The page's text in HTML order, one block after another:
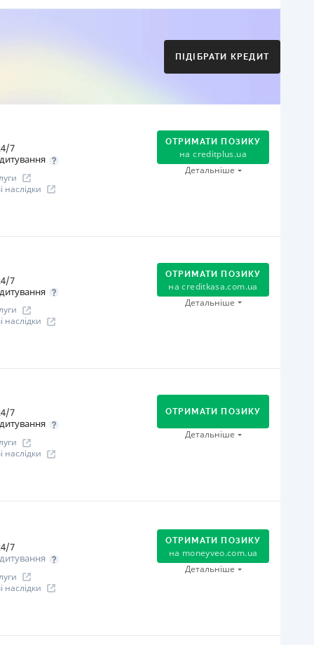
Через термінали самообслуговування
переоформлена 21.03.2024 р.
ПІДІБРАТИ КРЕДИТ
7
ОТРИМАТИ ПОЗИКУ
на creditplus.ua
Детальніше
Онлайн (через сайт або інтернет-банкінг)
Через термінали Приватбанку
Через термінали самообслуговування
НБУ
7
ОТРИМАТИ ПОЗИКУ
на creditkasa.com.ua
Детальніше
Онлайн (через сайт або інтернет-банкінг)
Через термінали Приватбанку
Через термінали самообслуговування
Через відділення банків-партнерів
7
ОТРИМАТИ ПОЗИКУ
Детальніше
Оплата на розрахунковий рахунок
Онлайн (через сайт або інтернет-банкінг)
НБУ
переоформлена 07.03.2024 р.
7
ОТРИМАТИ ПОЗИКУ
на moneyveo.com.ua
Детальніше